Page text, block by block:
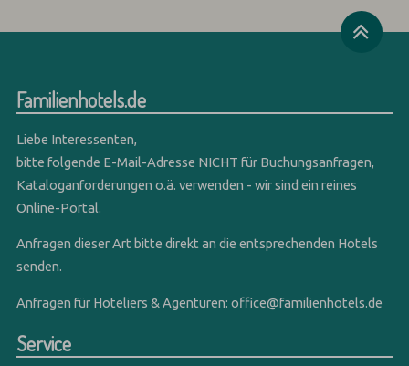
Familienhotels.de
Liebe Interessenten,
bitte folgende E-Mail-Adresse NICHT für Buchungsanfragen,
Kataloganforderungen o.ä. verwenden - wir sind ein reines
Online-Portal.
Anfragen dieser Art bitte direkt an die entsprechenden Hotels
senden.
Anfragen für Hoteliers & Agenturen:office@familienhotels.de
Service